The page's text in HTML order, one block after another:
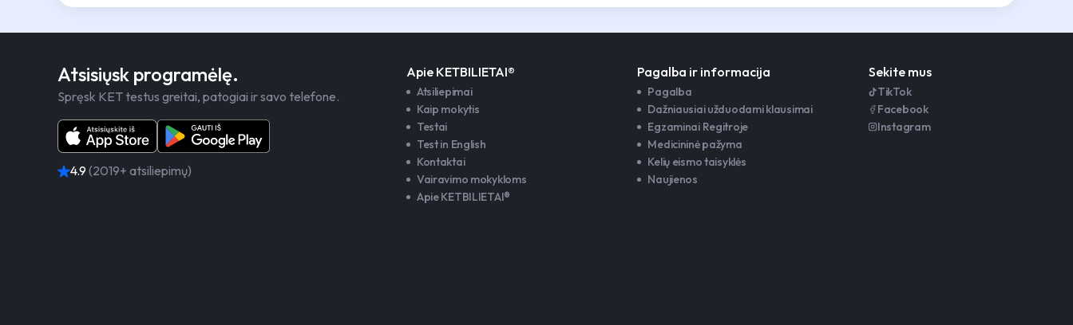
Atsisiųsk programėlę.
Spręsk KET testus greitai, patogiai ir savo telefone.
4.9 (2019+ atsiliepimų)
Apie KETBILIETAI®
Atsiliepimai
Kaip mokytis
Testai
Test in English
Kontaktai
Vairavimo mokykloms
Apie KETBILIETAI®
Pagalba ir informacija
Pagalba
Dažniausiai užduodami klausimai
Egzaminai Regitroje
Medicininė pažyma
Kelių eismo taisyklės
Naujienos
Sekite mus
TikTok
Facebook
Instagram